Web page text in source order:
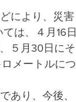
により、災害
は、４月16日
５月30日にそ
メートルにつ
あり、今後、